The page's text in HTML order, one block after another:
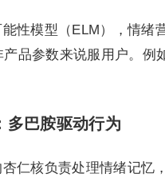
性模型（ELM），情绪
产品参数来说服用户。例
多巴胺驱动行为
杏仁核负责处理情绪记忆